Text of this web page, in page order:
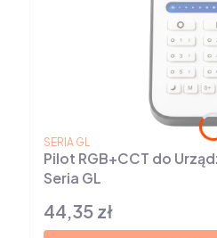
Pilot RGB+CCT do
Seria GL
PRODUCENT
SERIA GL
Cena
44,35 zł